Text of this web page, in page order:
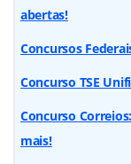
abertas!
Concursos
Concurso TSE
Concurso
mais!